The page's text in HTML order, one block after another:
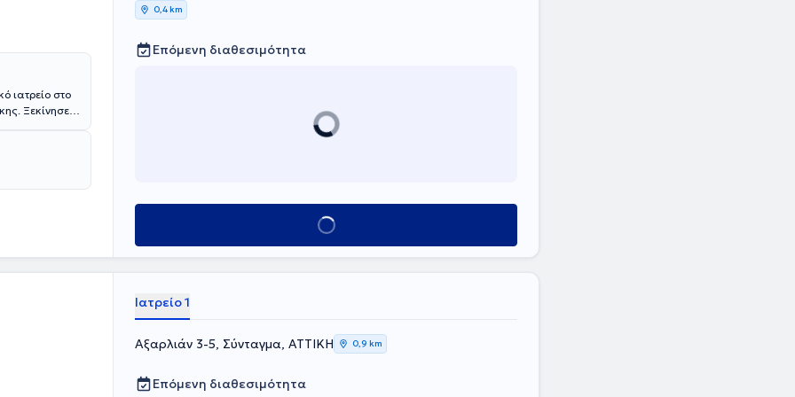
ιατρείο στο
Ξεκίνησε
όσο
εξωτερικό
0,4 km
Επόμενη διαθεσιμότητα
Κλείσε ραντεβού
Ιατρείο 1
Αξαρλιάν 3-5, Σύνταγμα, ΑΤΤΙΚΗ 0,9 km
Επόμενη διαθεσιμότητα